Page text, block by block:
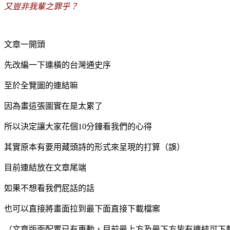
又豈非我輩之罪乎？
文章一開頭
先改編一下連橫的台灣通史序
至於全覽圖的連結嘛
因為畫這張圖實在是太累了
所以決定讓大家花個10分鐘看我們的心得
其實原本有要用藏頭詩的形式來呈現的打算（誤）
目前連結放在文章尾端
如果不想看我們屁話的話
也可以直接將畫面拉到最下面直接下載檔案